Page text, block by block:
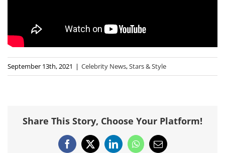
September 13th, 2021 | Celebrity News,Stars & Style
Share This Story, Choose Your Platform!
Facebook
X LinkedInWhatsApp
Email